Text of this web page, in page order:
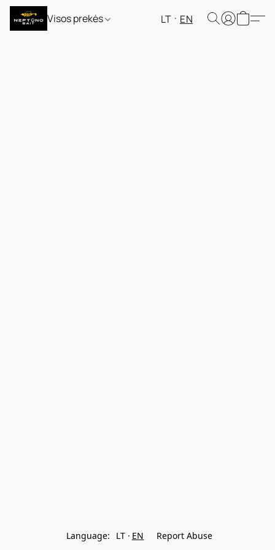
Visos prekės LT EN
Language: LT EN Report Abuse